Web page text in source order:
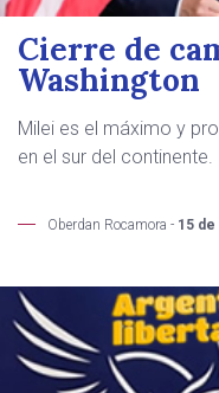
Cierre de
Washington
Milei es el máximo y
en el sur del continente.
Oberdan Rocamora - 15